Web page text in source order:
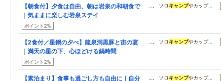
【朝食付】夕食は自由、朝は岩泉の和朝食で
｜気ままに楽しむ岩泉ステイ
ポイント2%
…。 ソロキャンプやカップ…
【2食付／星鍋の夕べ】龍泉洞黒豚と宙の宴
｜満天の星の下、心ほどける鍋時間
ポイント2%
…。 ソロキャンプやカップ…
【素泊まり】食事も過ごし方も自由に｜自分
…。 ソロキャンプやカップ…